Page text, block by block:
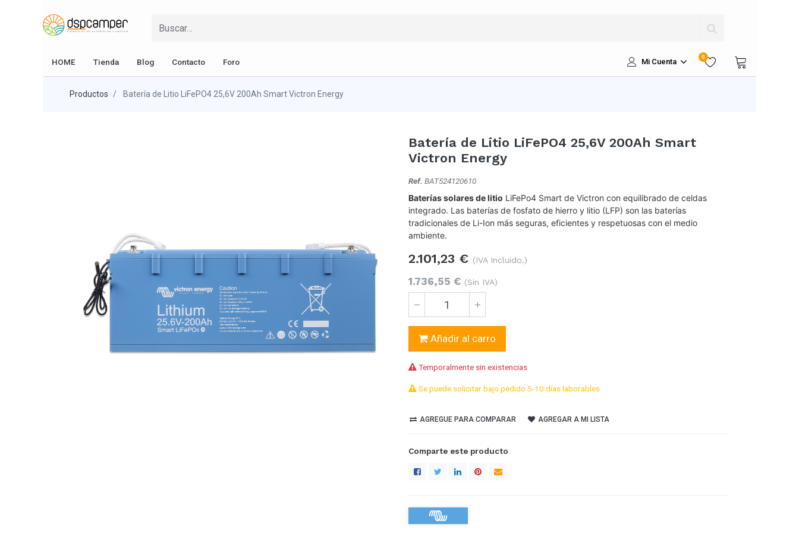
HOME Tienda Blog Contacto Foro Mi Cuenta
0
Productos Batería de Litio LiFePO4 25,6V 200Ah Smart Victron Energy
Batería de Litio LiFePO4 25,6V 200Ah Smart
Victron Energy
Ref. BAT524120610
Baterías solares de litio LiFePo4 Smart de Victron con equilibrado de celdas
integrado. Las baterías de fosfato de hierro y litio (LFP) son las baterías
tradicionales de Li-Ion más seguras, eficientes y respetuosas con el medio
ambiente.
2.101,23 € (IVA Incluido.)
1.736,55 € (Sin IVA)
Añadir al carro
Temporalmente sin existencias
Se puede solicitar bajo pedido 5-10 días laborables
AGREGUE PARA COMPARAR AGREGAR A MI LISTA
Comparte este producto